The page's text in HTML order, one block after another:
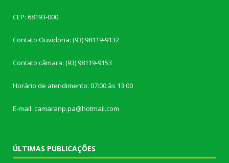
CEP: 68193-000
Contato Ouvidoria: (93) 98119-9132
Contato câmara: (93) 98119-9153
Horário de atendimento: 07:00 às 13:00
E-mail: camaranp.pa@hotmail.com
ÚLTIMAS PUBLICAÇÕES